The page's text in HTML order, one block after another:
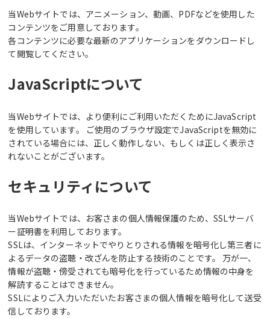
当Webサイトでは、アニメーション、動画、PDFなどを使用した
コンテンツをご用意しております。
各コンテンツに必要な最新のアプリケーションをダウンロードし
て閲覧してください。
JavaScriptについて
当Webサイトでは、より便利にご利用いただくためにJavaScript
を使用しています。 ご使用のブラウザ設定でJavaScriptを無効に
されている場合には、正しく動作しない、もしくは正しく表示さ
れないことがございます。
セキュリティについて
当Webサイトでは、お客さまの個人情報保護のため、SSLサーバ
ー証明書を利用しております。
SSLは、インターネットでやりとりされる情報を暗号化し第三者に
よるデータの盗聴・改ざんを防止する技術のことです。 万が一、
情報が盗聴・傍受されても暗号化を行っているため情報の中身を
解読することはできません。
SSLによりご入力いただいたお客さまの個人情報を暗号化して送受
信しております。